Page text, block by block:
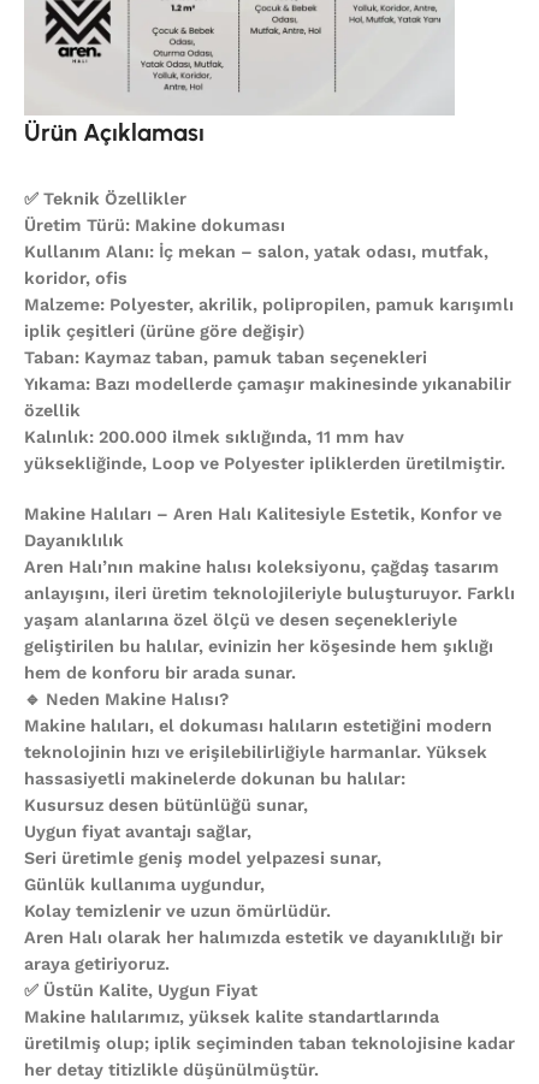
Ürün Açıklaması
✅ Teknik Özellikler
Üretim Türü: Makine dokuması
Kullanım Alanı: İç mekan – salon, yatak odası, mutfak,
koridor, ofis
Malzeme: Polyester, akrilik, polipropilen, pamuk karışımlı
iplik çeşitleri (ürüne göre değişir)
Taban: Kaymaz taban, pamuk taban seçenekleri
Yıkama: Bazı modellerde çamaşır makinesinde yıkanabilir
özellik
Kalınlık: 200.000 ilmek sıklığında, 11 mm hav
yüksekliğinde, Loop ve Polyester ipliklerden üretilmiştir.
Makine Halıları – Aren Halı Kalitesiyle Estetik, Konfor ve
Dayanıklılık
Aren Halı’nın makine halısı koleksiyonu, çağdaş tasarım
anlayışını, ileri üretim teknolojileriyle buluşturuyor. Farklı
yaşam alanlarına özel ölçü ve desen seçenekleriyle
geliştirilen bu halılar, evinizin her köşesinde hem şıklığı
hem de konforu bir arada sunar.
🔹 Neden Makine Halısı?
Makine halıları, el dokuması halıların estetiğini modern
teknolojinin hızı ve erişilebilirliğiyle harmanlar. Yüksek
hassasiyetli makinelerde dokunan bu halılar:
Kusursuz desen bütünlüğü sunar,
Uygun fiyat avantajı sağlar,
Seri üretimle geniş model yelpazesi sunar,
Günlük kullanıma uygundur,
Kolay temizlenir ve uzun ömürlüdür.
Aren Halı olarak her halımızda estetik ve dayanıklılığı bir
araya getiriyoruz.
✅ Üstün Kalite, Uygun Fiyat
Makine halılarımız, yüksek kalite standartlarında
üretilmiş olup; iplik seçiminden taban teknolojisine kadar
her detay titizlikle düşünülmüştür.